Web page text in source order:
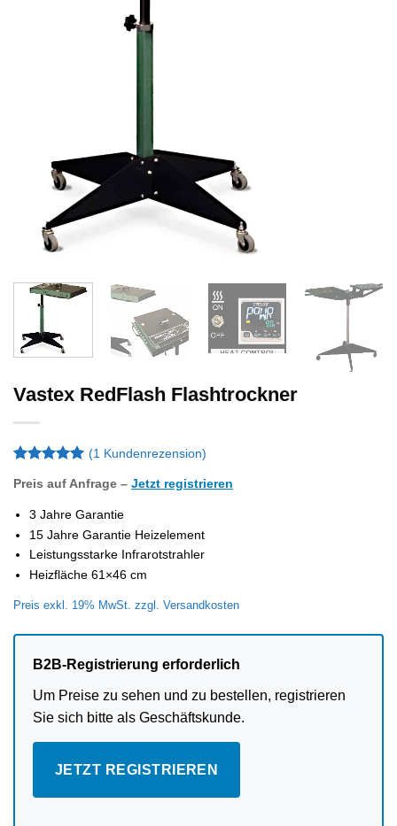
Vastex RedFlash Flashtrockner
mit5 von
auf
Kundenbewertung
(1Kundenrezension)
Preis auf Anfrage – Jetzt registrieren
3 Jahre Garantie
15 Jahre Garantie Heizelement
Leistungsstarke Infrarotstrahler
Heizfläche 61×46 cm
Preis exkl. 19% MwSt. zzgl. Versandkosten
B2B-Registrierung erforderlich
Um Preise zu sehen und zu bestellen, registrieren
Sie sich bitte als Geschäftskunde.
JETZT REGISTRIEREN